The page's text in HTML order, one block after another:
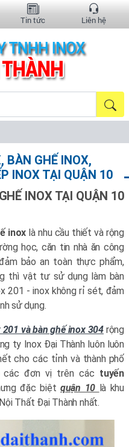
Tin tức Liên hệ
BÀN GHẾ INOX,
INOX TẠI QUẬN 10
INOX TẠI QUẬN 10
inox là nhu cầu thiết và rộng
học, căn tin nhà ăn công
bảo an toàn thực phẩm,
thì vật tư sử dụng làm bàn
201 - inox không rỉ sét, đảm
sử dụng.
và bàn ghế inox 304rộng
ty Inox Đại Thành luôn luôn
cho các tỉnh và thành phố
các đơn vị trên các tuyến
đặc biệt quận 10 là khu
Thất Đại Thành nhất.